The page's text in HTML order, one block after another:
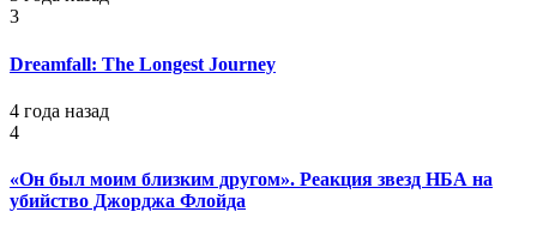
3
Dreamfall: The Longest Journey
4 года назад
4
«Он был моим близким другом». Реакция звезд НБА на
убийство Джорджа Флойда